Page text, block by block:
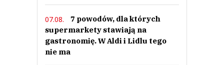
07.08.
7 powodów, dla których
supermarkety stawiają na
gastronomię. W Aldi i Lidlu tego
nie ma